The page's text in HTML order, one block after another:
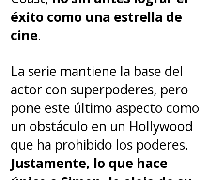
éxito como una estrella de
cine.
La serie mantiene la base del
actor con superpoderes, pero
pone este último aspecto como
un obstáculo en un Hollywood
que ha prohibido los poderes.
Justamente, lo que hace